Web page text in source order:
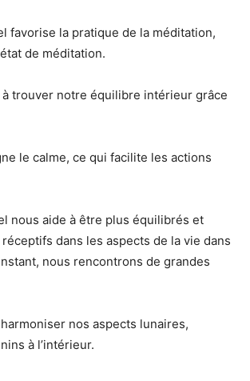
favorise la pratique de la méditation,
de méditation.
trouver notre équilibre intérieur grâce
le calme, ce qui facilite les actions
nous aide à être plus équilibrés et
dans les aspects de la vie dans
nous rencontrons de grandes
nos aspects lunaires,
à l’intérieur.